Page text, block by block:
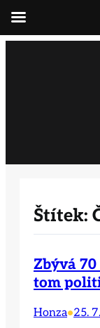
Štítek:
Zbývá
tom
Honza•25.